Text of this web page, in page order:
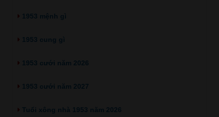
1953 mệnh gì
1953 cung gì
1953 cưới năm 2026
1953 cưới năm 2027
Tuổi xông nhà 1953 năm 2026